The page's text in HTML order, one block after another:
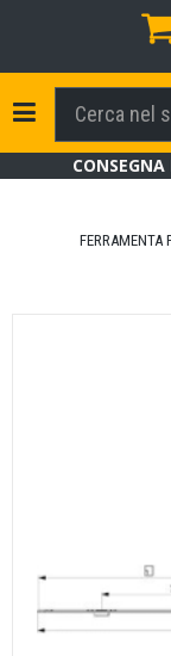
Toggle
FERRAMENTA